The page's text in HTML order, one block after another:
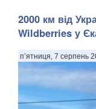
2000 км від
Wildberries у
п’ятниця, 7 серпень